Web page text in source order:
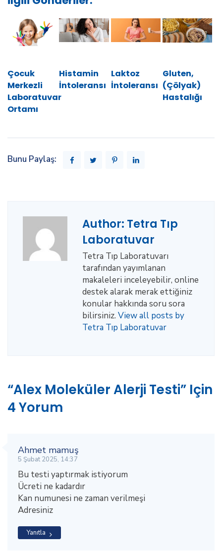
Çocuk
Merkezli
Laboratuvar
Ortamı
Histamin
İntoleransı
Laktoz
İntoleransı
Gluten,
(Çölyak)
Hastalığı
Bunu Paylaş:
Author: Tetra Tıp
Laboratuvar
Tetra Tıp Laboratuvarı
tarafından yayımlanan
makaleleri inceleyebilir, online
destek alarak merak ettiğiniz
konular hakkında soru sora
bilirsiniz. View all posts by
Tetra Tıp Laboratuvar
“Alex Moleküler Alerji Testi” Için
4 Yorum
Ahmet mamuş
5 Şubat 2025, 14:37
Bu testi yaptırmak istiyorum
Ücreti ne kadardır
Kan numunesi ne zaman verilmeşi
Adresiniz
Yanıtla